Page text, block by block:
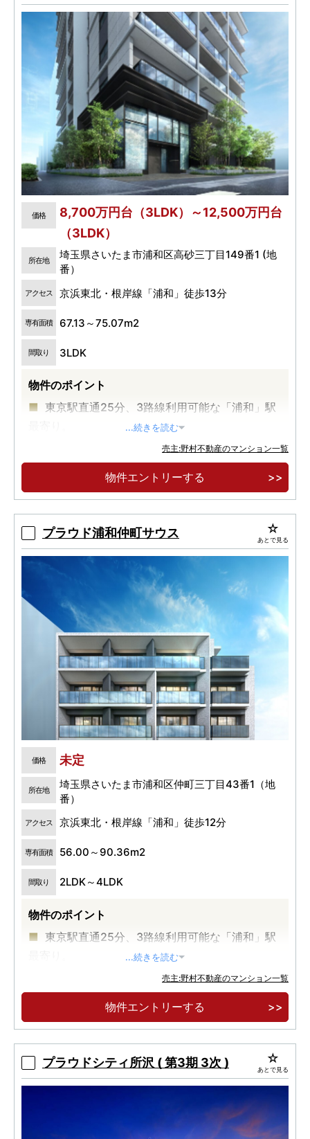
価格
8,700万円台（3LDK）～12,500万円台
（3LDK）
所在地
埼玉県さいたま市浦和区高砂三丁目149番1 (地
番）
アクセス 京浜東北・根岸線「浦和」徒歩13分
専有面積 67.13～75.07m2
間取り 3LDK
物件のポイント
東京駅直通25分、3路線利用可能な「浦和」駅
埼玉県庁など、官公庁が集積する「高砂」エリ
ア。
全戸3LDK、南西角地×南向き中心の開放感あふ
...続きを読む
売主:野村不動産のマンション一覧
物件エントリーする
プラウド浦和仲町サウス あとで見る
価格 未定
所在地
埼玉県さいたま市浦和区仲町三丁目43番1（地
番）
アクセス 京浜東北・根岸線「浦和」徒歩12分
専有面積 56.00～90.36m2
間取り 2LDK～4LDK
物件のポイント
東京駅直通25分、3路線利用可能な「浦和」駅
住宅街の穏やかさ、商業エリアの利便性を備え
た「仲町」エリア。
...続きを読む
売主:野村不動産のマンション一覧
物件エントリーする
プラウドシティ所沢 ( 第3期 3次 ) あとで見る